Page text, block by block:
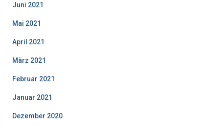
Juni 2021
Mai 2021
April 2021
März 2021
Februar 2021
Januar 2021
Dezember 2020